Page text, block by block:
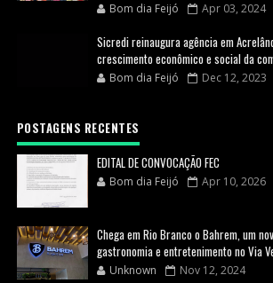
Bom dia Feijó Apr 03, 2024
Sicredi reinaugura agência em
crescimento econômico e social da
Bom dia Feijó Dec 12, 2023
POSTAGENS RECENTES
EDITAL DE CONVOCAÇÃO FEC
Bom dia Feijó Apr 10, 2026
Chega em Rio Branco o Bahrem, um
gastronomia e entretenimento no Via
Unknown Nov 12, 2024